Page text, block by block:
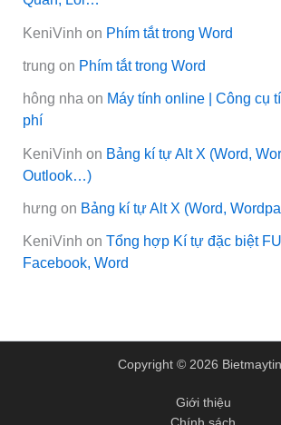
KeniVinh on Phím tắt trong Word
trung on Phím tắt trong Word
hông nha on Máy tính online | Công cụ
phí
KeniVinh on Bảng kí tự Alt X (Word,
Outlook…)
hưng on Bảng kí tự Alt X (Word,
KeniVinh onTổng hợp Kí tự đặc biệt
Facebook, Word
Copyright © 2026
Giới thiệu